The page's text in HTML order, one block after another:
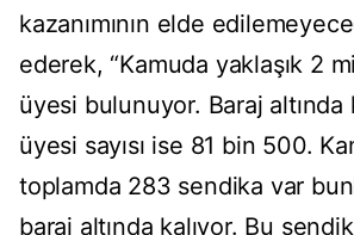
kazanımının elde
ederek, “Kamuda yaklaşık 2
üyesi bulunuyor. Baraj altında
üyesi sayısı ise 81 bin 500.
toplamda 283 sendika var
baraj altında kalıyor. Bu